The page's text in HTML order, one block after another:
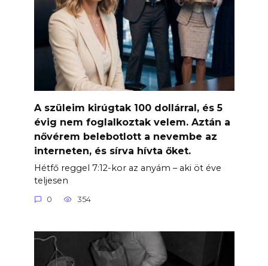
A szüleim kirúgtak 100 dollárral, és 5
évig nem foglalkoztak velem. Aztán a
nővérem belebotlott a nevembe az
interneten, és sírva hívta őket.
Hétfő reggel 7:12-kor az anyám – aki öt éve
teljesen
0 354